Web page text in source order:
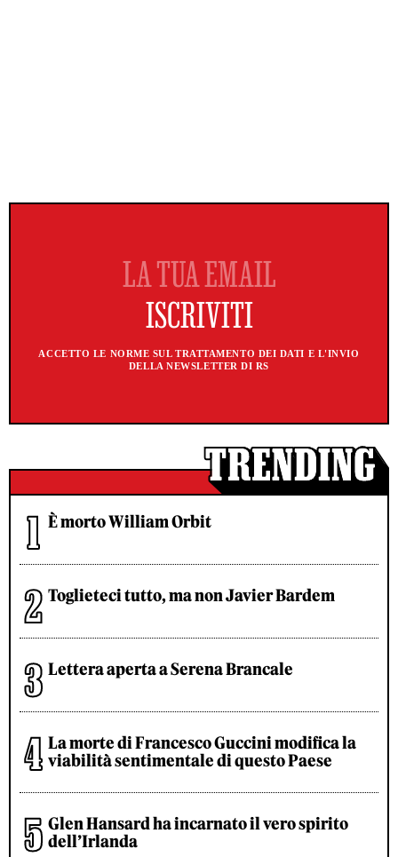
ACCETTO LE NORME SUL TRATTAMENTO DEI DATI E L'INVIO
DELLA NEWSLETTER DI RS
È morto William Orbit
Toglieteci tutto, ma non Javier Bardem
Lettera aperta a Serena Brancale
La morte di Francesco Guccini modifica la
viabilità sentimentale di questo Paese
Glen Hansard ha incarnato il vero spirito
dell’Irlanda